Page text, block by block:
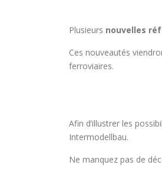
Plusieurs nouvelles
Ces nouveautés
ferroviaires.
Afin d’illustrer les
Intermodellbau.
Ne manquez pas de